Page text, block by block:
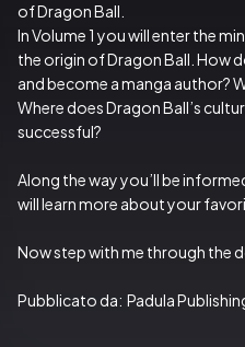
of Dragon Ball.
In Volume 1 you will enter the
the origin of Dragon Ball. How
and become a manga author?
Where does Dragon Ball’s
successful?
Along the way you’ll be
will learn more about your
Now step with me through the
Pubblicato da:  Padula